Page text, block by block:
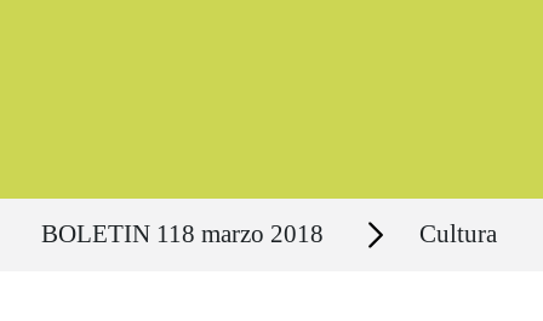
BOLETIN 118 marzo 2018 Secciones Cultura